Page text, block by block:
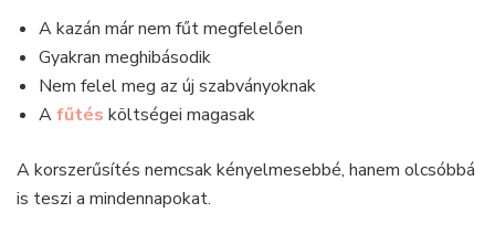
A kazán már nem fűt megfelelően
Gyakran meghibásodik
Nem felel meg az új szabványoknak
Afűtés költségei magasak
A korszerűsítés nemcsak kényelmesebbé, hanem olcsóbbá
is teszi a mindennapokat.